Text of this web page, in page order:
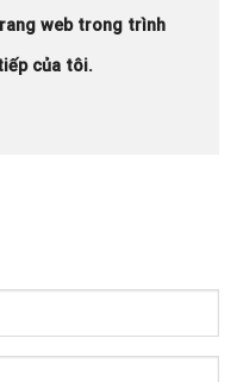
web trong trình
của tôi.